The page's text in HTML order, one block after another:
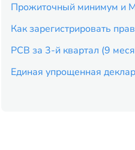
Прожиточный минимум и
Как зарегистрировать
РСВ за 3-й квартал (9
Единая упрощенная